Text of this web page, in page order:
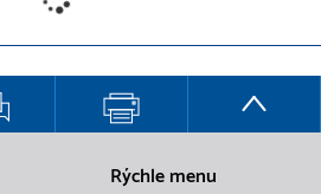
Rýchle menu